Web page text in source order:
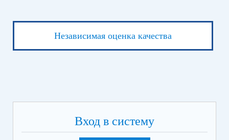
Независимая оценка качества
Вход в систему